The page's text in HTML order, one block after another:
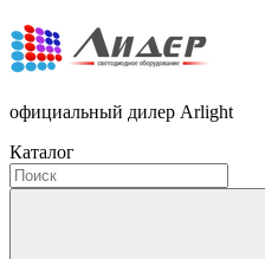
официальный дилер Arlight
Каталог